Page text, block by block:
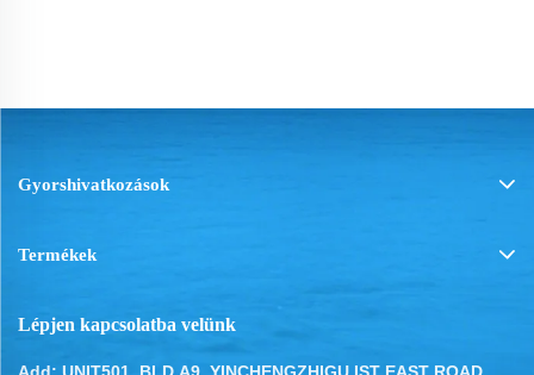
Gyorshivatkozások
Termékek
Lépjen kapcsolatba velünk